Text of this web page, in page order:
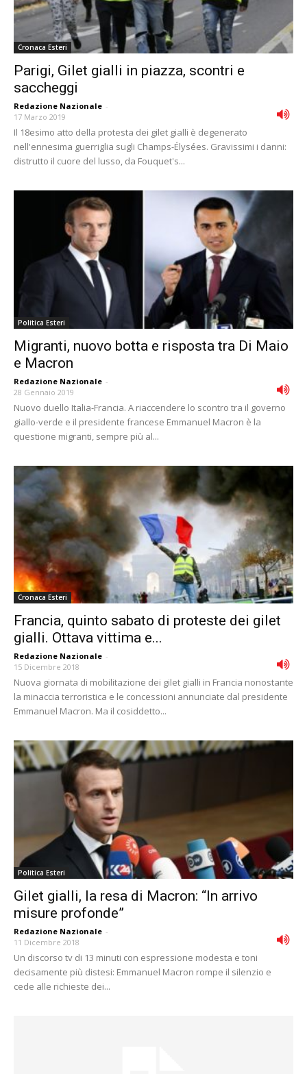
Cronaca Esteri
Parigi, Gilet gialli in piazza, scontri e
saccheggi
Redazione Nazionale -
17 Marzo 2019
Il 18esimo atto della protesta dei gilet gialli è degenerato
nell'ennesima guerriglia sugli Champs-Élysées. Gravissimi i danni:
distrutto il cuore del lusso, da Fouquet's...
Politica Esteri
Migranti, nuovo botta e risposta tra Di Maio
e Macron
Redazione Nazionale -
28 Gennaio 2019
Nuovo duello Italia-Francia. A riaccendere lo scontro tra il governo
giallo-verde e il presidente francese Emmanuel Macron è la
questione migranti, sempre più al...
Cronaca Esteri
Francia, quinto sabato di proteste dei gilet
gialli. Ottava vittima e...
Redazione Nazionale -
15 Dicembre 2018
Nuova giornata di mobilitazione dei gilet gialli in Francia nonostante
la minaccia terroristica e le concessioni annunciate dal presidente
Emmanuel Macron. Ma il cosiddetto...
Politica Esteri
Gilet gialli, la resa di Macron: “In arrivo
misure profonde”
Redazione Nazionale -
11 Dicembre 2018
Un discorso tv di 13 minuti con espressione modesta e toni
decisamente più distesi: Emmanuel Macron rompe il silenzio e
cede alle richieste dei...